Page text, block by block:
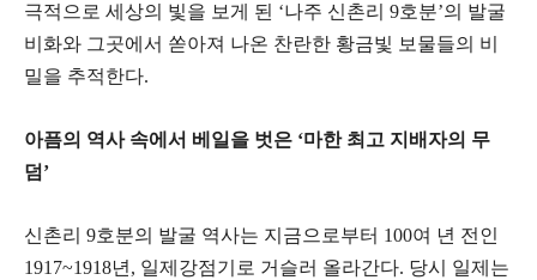
극적으로 세상의 빛을 보게 된 ‘나주 신촌리 9호분’의 발굴
비화와 그곳에서 쏟아져 나온 찬란한 황금빛 보물들의 비
밀을 추적한다.
​아픔의 역사 속에서 베일을 벗은 ‘마한 최고 지배자의 무
덤’
​신촌리 9호분의 발굴 역사는 지금으로부터 100여 년 전인
1917~1918년, 일제강점기로 거슬러 올라간다. 당시 일제는